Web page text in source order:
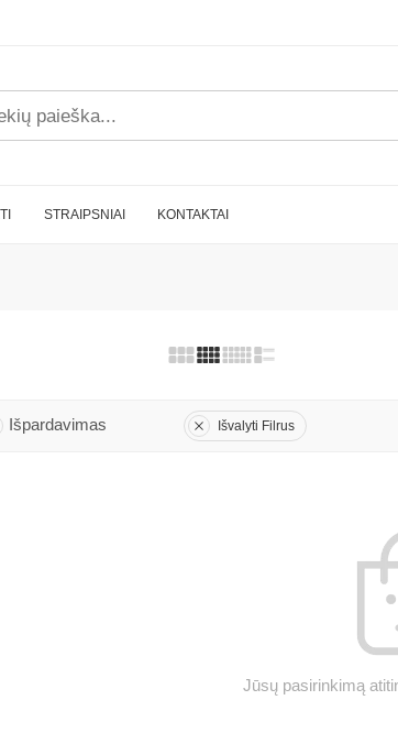
STRAIPSNIAI KONTAKTAI
Išpardavimas Išvalyti Filrus
Jūsų pasirinkimą